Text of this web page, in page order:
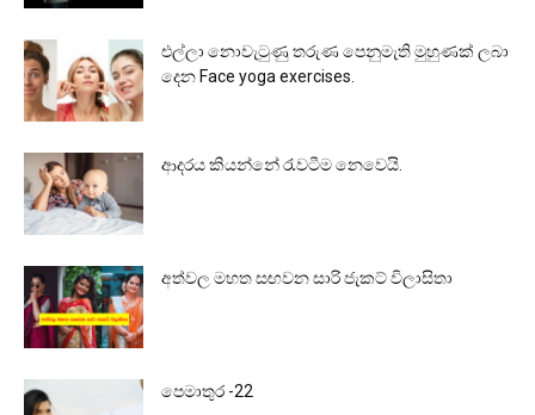
එල්ලා නොවැටුණු තරුණ පෙනුමැති මුහුණක් ලබා
දෙන Face yoga exercises.
ආදරය කියන්නේ රැවටීම නෙවෙයි.
අත්වල මහත සඟවන සාරි ජැකට් විලාසිතා
පෙමාතුර -22